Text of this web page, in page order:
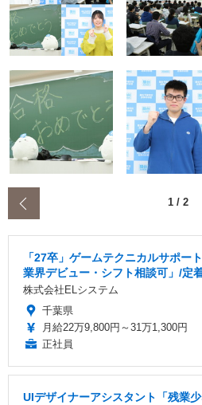
1 / 2
「27卒」ゲームテクニカルサポー
業界デビュー・シフト相談可」/定
株式会社ELシステム
千葉県
月給22万9,800円～31万1,300円
正社員
UIデザイナーアシスタント「残業